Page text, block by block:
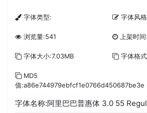
字体类型: 字体风
浏览量:541 上架时
字体大小:7.03MB 字体格
MD5
值:a86e744979ebfcf1e0766d450687be3e
字体名称:阿里巴巴普惠体 3.0 55